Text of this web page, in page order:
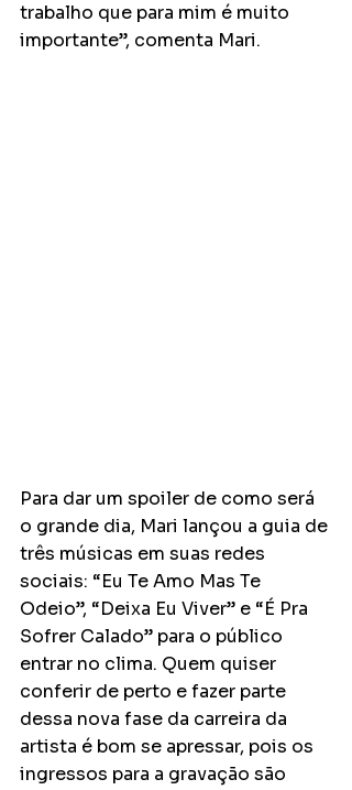
trabalho que para mim é muito
importante”, comenta Mari.
Para dar um spoiler de como será
o grande dia, Mari lançou a guia de
três músicas em suas redes
sociais: “Eu Te Amo Mas Te
Odeio”, “Deixa Eu Viver” e “É Pra
Sofrer Calado” para o público
entrar no clima. Quem quiser
conferir de perto e fazer parte
dessa nova fase da carreira da
artista é bom se apressar, pois os
ingressos para a gravação são